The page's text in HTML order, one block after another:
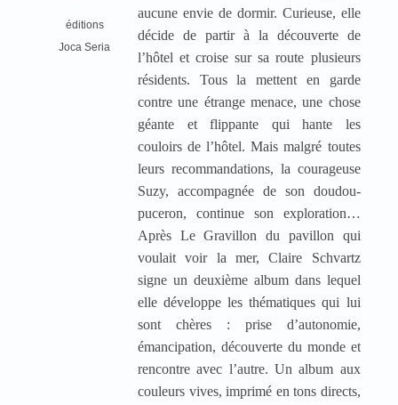
éditions
Joca Seria
aucune envie de dormir. Curieuse, elle
décide de partir à la découverte de
l’hôtel et croise sur sa route plusieurs
résidents. Tous la mettent en garde
contre une étrange menace, une chose
géante et flippante qui hante les
couloirs de l’hôtel. Mais malgré toutes
leurs recommandations, la courageuse
Suzy, accompagnée de son doudou-
puceron, continue son exploration…
Après Le Gravillon du pavillon qui
voulait voir la mer, Claire Schvartz
signe un deuxième album dans lequel
elle développe les thématiques qui lui
sont chères : prise d’autonomie,
émancipation, découverte du monde et
rencontre avec l’autre. Un album aux
couleurs vives, imprimé en tons directs,